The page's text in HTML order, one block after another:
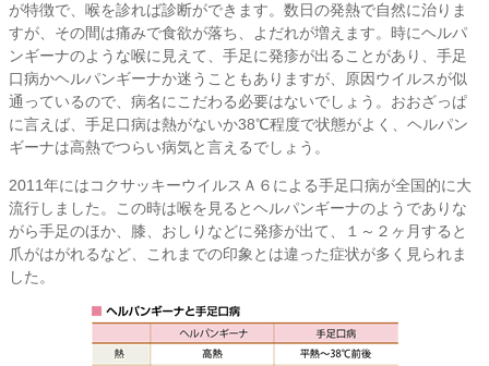
が特徴で、喉を診れば診断ができます。数日の発熱で自然に治りま
すが、その間は痛みで食欲が落ち、よだれが増えます。時にヘルパ
ンギーナのような喉に見えて、手足に発疹が出ることがあり、手足
口病かヘルパンギーナか迷うこともありますが、原因ウイルスが似
通っているので、病名にこだわる必要はないでしょう。おおざっぱ
に言えば、手足口病は熱がないか38℃程度で状態がよく、ヘルパン
ギーナは高熱でつらい病気と言えるでしょう。
2011年にはコクサッキーウイルスＡ６による手足口病が全国的に大
流行しました。この時は喉を見るとヘルパンギーナのようでありな
がら手足のほか、膝、おしりなどに発疹が出て、１～２ヶ月すると
爪がはがれるなど、これまでの印象とは違った症状が多く見られま
した。